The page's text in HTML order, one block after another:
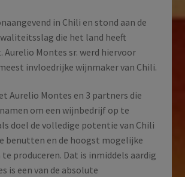
in Chili en stond aan de
die het land heeft
Aurelio Montes sr. werd hiervoor
invloedrijke wijnmaker van Chili.
Aurelio Montes en 3 partners die
om een wijnbedrijf op te
doel de volledige potentie van Chili
benutten en de hoogst mogelijke
produceren. Dat is inmiddels aardig
is een van de absolute